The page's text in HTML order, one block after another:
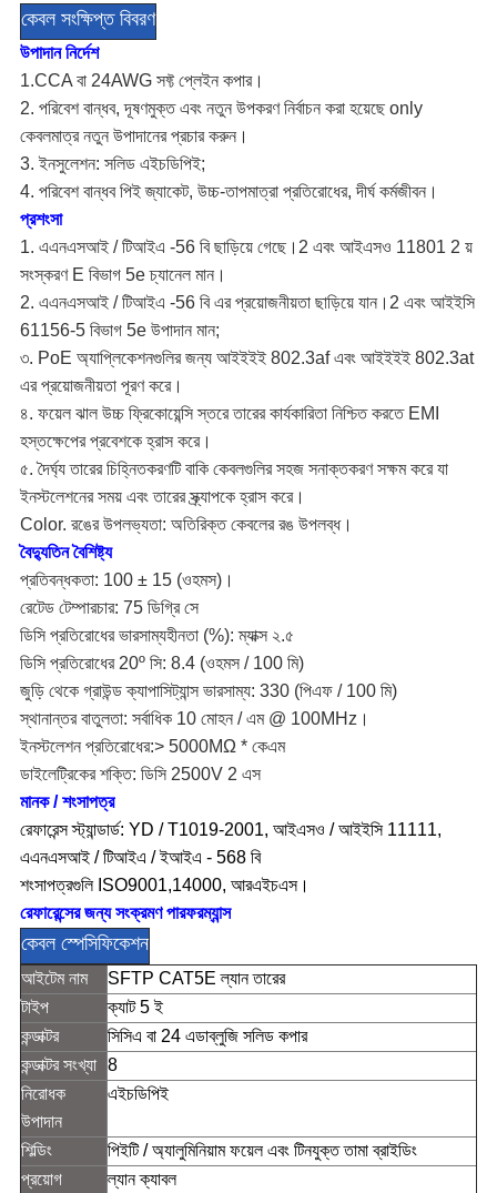
কেবল সংক্ষিপ্ত বিবরণ
উপাদান নির্দেশ
1.CCA বা 24AWG সফ্ট প্লেইন কপার।
2. পরিবেশ বান্ধব, দূষণমুক্ত এবং নতুন উপকরণ নির্বাচন করা হয়েছে only
কেবলমাত্র নতুন উপাদানের প্রচার করুন।
3. ইনসুলেশন: সলিড এইচডিপিই;
4. পরিবেশ বান্ধব পিই জ্যাকেট, উচ্চ-তাপমাত্রা প্রতিরোধের, দীর্ঘ কর্মজীবন।
প্রশংসা
1. এএনএসআই / টিআইএ -56 বি ছাড়িয়ে গেছে।2 এবং আইএসও 11801 2 য়
সংস্করণ E বিভাগ 5e চ্যানেল মান।
2. এএনএসআই / টিআইএ -56 বি এর প্রয়োজনীয়তা ছাড়িয়ে যান।2 এবং আইইসি
61156-5 বিভাগ 5e উপাদান মান;
৩. PoE অ্যাপ্লিকেশনগুলির জন্য আইইইই 802.3af এবং আইইইই 802.3at
এর প্রয়োজনীয়তা পূরণ করে।
৪. ফয়েল ঝাল উচ্চ ফ্রিকোয়েন্সি স্তরে তারের কার্যকারিতা নিশ্চিত করতে EMI
হস্তক্ষেপের প্রবেশকে হ্রাস করে।
৫. দৈর্ঘ্য তারের চিহ্নিতকরণটি বাকি কেবলগুলির সহজ সনাক্তকরণ সক্ষম করে যা
ইনস্টলেশনের সময় এবং তারের স্ক্র্যাপকে হ্রাস করে।
Color. রঙের উপলভ্যতা: অতিরিক্ত কেবলের রঙ উপলব্ধ।
বৈদ্যুতিন বৈশিষ্ট্য
প্রতিবন্ধকতা: 100 ± 15 (ওহমস)।
রেটেড টেম্পারচার: 75 ডিগ্রি সে
ডিসি প্রতিরোধের ভারসাম্যহীনতা (%): ম্যাক্স ২.৫
ডিসি প্রতিরোধের 20º সি: 8.4 (ওহমস / 100 মি)
জুড়ি থেকে গ্রাউন্ড ক্যাপাসিট্যান্স ভারসাম্য: 330 (পিএফ / 100 মি)
স্থানান্তর বাতুলতা: সর্বাধিক 10 মোহন / এম @ 100MHz।
ইনস্টলেশন প্রতিরোধের:> 5000MΩ * কেএম
ডাইলেট্রিকের শক্তি: ডিসি 2500V 2 এস
মানক / শংসাপত্র
রেফারেন্স স্ট্যান্ডার্ড: YD / T1019-2001, আইএসও / আইইসি 11111,
এএনএসআই / টিআইএ / ইআইএ - 568 বি
শংসাপত্রগুলি ISO9001,14000, আরএইচএস।
রেফারেন্সের জন্য সংক্রমণ পারফরম্যান্স
কেবল স্পেসিফিকেশন
আইটেম নাম
SFTP CAT5E ল্যান তারের
টাইপ
ক্যাট 5 ই
কন্ডাক্টর
সিসিএ বা 24 এডাব্লুজি সলিড কপার
কন্ডাক্টর সংখ্যা 8
নিরোধক
উপাদান
এইচডিপিই
শিল্ডিং
পিইটি / অ্যালুমিনিয়াম ফয়েল এবং টিনযুক্ত তামা ব্রাইডিং
প্রয়োগ
ল্যান ক্যাবল